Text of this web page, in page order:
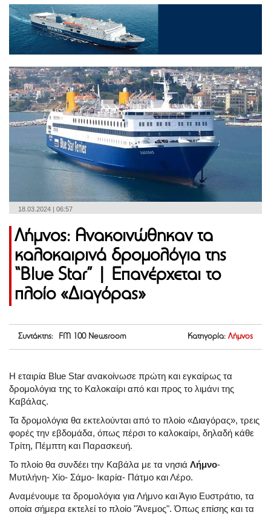
18.03.2024 | 06:57
Λήμνος: Ανακοινώθηκαν τα
καλοκαιρινά δρομολόγια της
“Blue Star” | Επανέρχεται το
πλοίο «Διαγόρας»
Συντάκτης: FM 100 Newsroom Κατηγορία: Λήμνος
Η εταιρία Blue Star ανακοίνωσε πρώτη και εγκαίρως τα
δρομολόγια της το Καλοκαίρι από και προς το λιμάνι της
Καβάλας.
Τα δρομολόγια θα εκτελούνται από το πλοίο «Διαγόρας», τρεις
φορές την εβδομάδα, όπως πέρσι το καλοκαίρι, δηλαδή κάθε
Τρίτη, Πέμπτη και Παρασκευή.
Το πλοίο θα συνδέει την Καβάλα με τα νησιά Λήμνο-
Μυτιλήνη- Χίο- Σάμο- Ικαρία- Πάτμο και Λέρο.
Αναμένουμε τα δρομολόγια για Λήμνο και Άγιο Ευστράτιο, τα
οποία σήμερα εκτελεί το πλοίο "Άνεμος". Όπως επίσης και τα